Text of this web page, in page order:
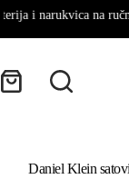
i narukvica na
Daniel Klein